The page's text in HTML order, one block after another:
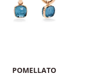
POMELLATO